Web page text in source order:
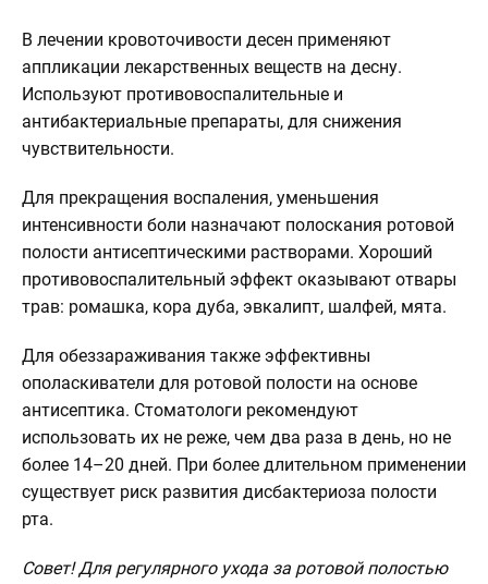
В лечении кровоточивости десен применяют
аппликации лекарственных веществ на десну.
Используют противовоспалительные и
антибактериальные препараты, для снижения
чувствительности.
Для прекращения воспаления, уменьшения
интенсивности боли назначают полоскания ротовой
полости антисептическими растворами. Хороший
противовоспалительный эффект оказывают отвары
трав: ромашка, кора дуба, эвкалипт, шалфей, мята.
Для обеззараживания также эффективны
ополаскиватели для ротовой полости на основе
антисептика. Стоматологи рекомендуют
использовать их не реже, чем два раза в день, но не
более 14–20 дней. При более длительном применении
существует риск развития дисбактериоза полости
рта.
Совет! Для регулярного ухода за ротовой полостью